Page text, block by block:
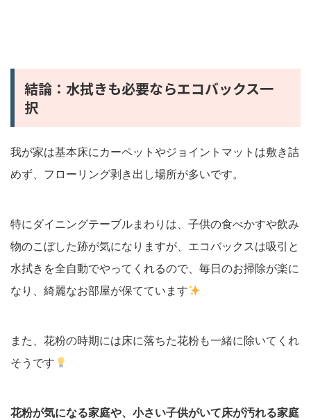
結論：水拭きも必要ならエコバックス一
択
我が家は基本床にカーペットやジョイントマットは敷き詰
めず、フローリング剥き出し場所が多いです。
特にダイニングテーブルまわりは、子供の食べかすや飲み
物のこぼした跡が気になりますが、エコバックスは吸引と
水拭きを全自動でやってくれるので、毎日のお掃除が楽に
なり、綺麗なお部屋が保てています
また、花粉の時期には床に落ちた花粉も一緒に除いてくれ
そうです
花粉が気になる家庭や、小さい子供がいて床が汚れる家庭